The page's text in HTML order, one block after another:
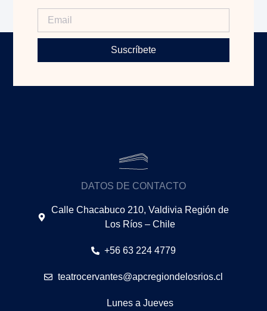
Suscríbete
DATOS DE CONTACTO
Calle Chacabuco 210, Valdivia Región de
Los Ríos – Chile
+56 63 224 4779
teatrocervantes@apcregiondelosrios.cl
Lunes a Jueves